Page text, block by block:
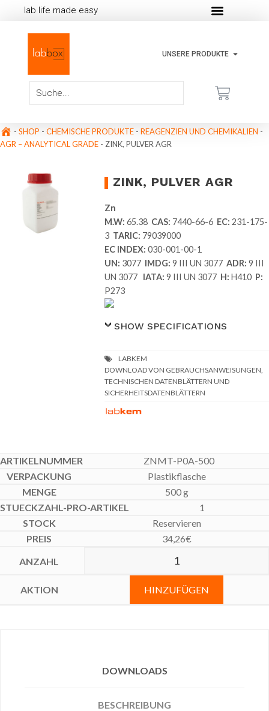
lab life made easy
UNSERE PRODUKTE
- SHOP - CHEMISCHE PRODUKTE - REAGENZIEN UND CHEMIKALIEN -
AGR – ANALYTICAL GRADE - ZINK, PULVER AGR
ZINK, PULVER AGR
Zn
M.W:65.38 CAS: 7440-66-6 EC:231-175-
3 TARIC: 79039000
EC INDEX:030-001-00-1
UN: 3077 IMDG:9 III UN 3077ADR:9 III
UN 3077
IATA:9 III UN 3077 H: H410 P:
P273
SHOW SPECIFICATIONS
DOWNLOAD VON GEBRAUCHSANWEISUNGEN,
TECHNISCHEN DATENBLÄTTERN UND
SICHERHEITSDATENBLÄTTERN
ZNMT-P0A-500
Plastikflasche
500 g
1
Reservieren
34,26€
HINZUFÜGEN
DOWNLOADS
BESCHREIBUNG